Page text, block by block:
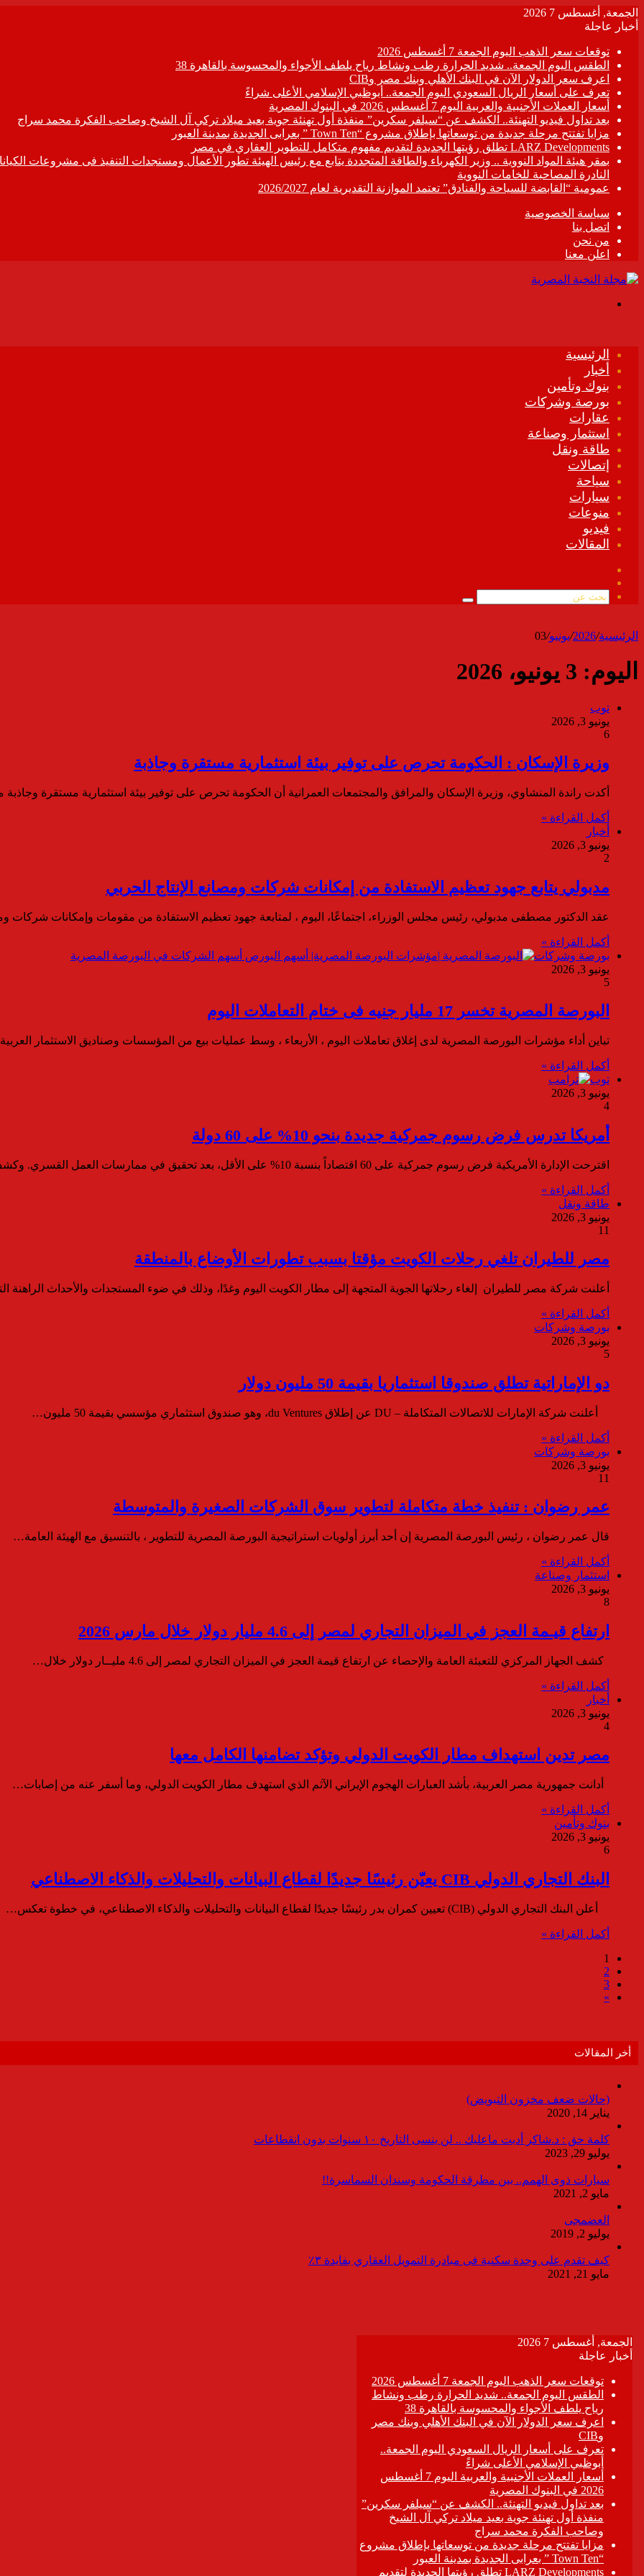
الجمعة, أغسطس 7 2026
أخبار عاجلة
توقعات سعر الذهب اليوم الجمعة 7 أغسطس 2026
الطقس اليوم الجمعة.. شديد الحرارة رطب ونشاط رياح يلطف الأجواء والمحسوسة بالقاهرة 38
اعرف سعر الدولار الآن في البنك الأهلي وبنك مصر وCIB
تعرف على أسعار الريال السعودي اليوم الجمعة.. أبوظبي الإسلامي الأعلى شراءً
أسعار العملات الأجنبية والعربية اليوم 7 أغسطس 2026 في البنوك المصرية
بعد تداول فيديو التهنئة.. الكشف عن “سيلفر سكرين” منفذة أول تهنئة جوية بعيد ميلاد تركي آل الشيخ وصاحب الفكرة محمد سراج
مزايا تفتتح مرحلة جديدة من توسعاتها بإطلاق مشروع “Town Ten ” بعرابى الجديدة بمدينة العبور
LARZ Developments تطلق رؤيتها الجديدة لتقديم مفهوم متكامل للتطوير العقاري في مصر
بمقر هيئة المواد النووية .. وزير الكهرباء والطاقة المتجددة يتابع مع رئيس الهيئة تطور الأعمال ومستجدات التنفيذ فى مشروعات
النادرة المصاحبة للخامات النووية
عمومية “القابضة للسياحة والفنادق” تعتمد الموازنة التقديرية لعام 2026/2027
سياسة الخصوصية
اتصل بنا
من نحن
اعلن معنا
الرئيسية
أخبار
بنوك وتأمين
بورصة وشركات
عقارات
استثمار وصناعة
طاقة ونقل
إتصالات
سياحة
سيارات
منوعات
فيديو
المقالات
الموقع
بحث
الرئيسية/
2026
/يونيو/
03
اليوم: 3 يونيو، 2026
توب
يونيو 3, 2026
6
وزيرة الإسكان : الحكومة تحرص على توفير بيئة استثمارية مستقرة وجاذبة
أكدت راندة المنشاوي، وزيرة الإسكان والمرافق والمجتمعات العمرانية أن الحكومة تحرص على توفير بيئة استثمارية مستقرة
أكمل القراءة »
أخبار
يونيو 3, 2026
2
مدبولي يتابع جهود تعظيم الاستفادة من إمكانات شركات ومصانع الإنتاج الحربي
عقد الدكتور مصطفى مدبولي، رئيس مجلس الوزراء، اجتماعًا، اليوم ، لمتابعة جهود تعظيم الاستفادة من مقومات وإمكانات شركات
أكمل القراءة »
بورصة وشركات
يونيو 3, 2026
5
البورصة المصرية تخسر 17 مليار جنيه فى ختام التعاملات اليوم
تباين أداء مؤشرات البورصة المصرية لدى إغلاق تعاملات اليوم ، الأربعاء ، وسط عمليات بيع من المؤسسات وصناديق الاستثمار
أكمل القراءة »
توب
يونيو 3, 2026
4
أمريكا تدرس فرض رسوم جمركية جديدة بنحو 10% على 60 دولة
اقترحت الإدارة الأمريكية فرض رسوم جمركية على 60 اقتصاداً بنسبة 10% على الأقل، بعد تحقيق في ممارسات العمل القسري. وكشف…
أكمل القراءة »
طاقة ونقل
يونيو 3, 2026
11
مصر للطيران تلغي رحلات الكويت مؤقتا بسبب تطورات الأوضاع بالمنطقة
أعلنت شركة مصر للطيران إلغاء رحلاتها الجوية المتجهة إلى مطار الكويت اليوم وغدًا، وذلك في ضوء المستجدات والأحداث الراهنة
أكمل القراءة »
بورصة وشركات
يونيو 3, 2026
5
دو الإماراتية تطلق صندوقا استثماريا بقيمة 50 مليون دولار
أعلنت شركة الإمارات للاتصالات المتكاملة – DU عن إطلاق du Ventures، وهو صندوق استثماري مؤسسي بقيمة 50 مليون…
أكمل القراءة »
بورصة وشركات
يونيو 3, 2026
11
عمر رضوان : تنفيذ خطة متكاملة لتطوير سوق الشركات الصغيرة والمتوسطة
قال عمر رضوان ، رئيس البورصة المصرية إن أحد أبرز أولويات استراتيجية البورصة المصرية للتطوير ، بالتنسيق مع الهيئة العامة…
أكمل القراءة »
استثمار وصناعة
يونيو 3, 2026
8
ارتفاع قيـمة العجز في الميزان التجاري لمصر إلى 4.6 مليار دولار خلال مارس 2026
كشف الجهاز المركزي للتعبئة العامة والإحصاء عن ارتفاع قيمة العجز في الميزان التجاري لمصر إلى 4.6 مليــار دولار خلال…
أكمل القراءة »
أخبار
يونيو 3, 2026
4
مصر تدين استهداف مطار الكويت الدولي وتؤكد تضامنها الكامل معها
أدانت جمهورية مصر العربية، بأشد العبارات الهجوم الإيراني الآثم الذي استهدف مطار الكويت الدولي، وما أسفر عنه من إصابات…
أكمل القراءة »
بنوك وتأمين
يونيو 3, 2026
6
البنك التجاري الدولي CIB يعيّن رئيسًا جديدًا لقطاع البيانات والتحليلات والذكاء الاصطناعي
أعلن البنك التجاري الدولي (CIB) تعيين كمران بدر رئيسًا جديدًا لقطاع البيانات والتحليلات والذكاء الاصطناعي، في خطوة تعكس…
أكمل القراءة »
1
2
3
»
أخر المقالات
(حالات ضعف مخزون التبويض)
يناير 14, 2020
كلمة حق : د.شاكر أديت ماعليك .. لن ينسى التاريخ ١٠ سنوات بدون انقطاعات
يوليو 29, 2023
سيارات ذوى الهمم.. بين مطرقة الحكومة وسندان السماسرة!!
مايو 2, 2021
العضمجى
يوليو 2, 2019
كيف تقدم على وحدة سكنية فى مبادرة التمويل العقاري بفايدة ٣٪
مايو 21, 2021